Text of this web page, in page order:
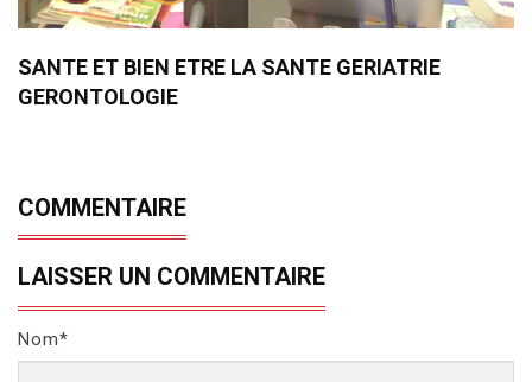
SANTE ET BIEN ETRE LA SANTE GERIATRIE
GERONTOLOGIE
COMMENTAIRE
LAISSER UN COMMENTAIRE
Nom*